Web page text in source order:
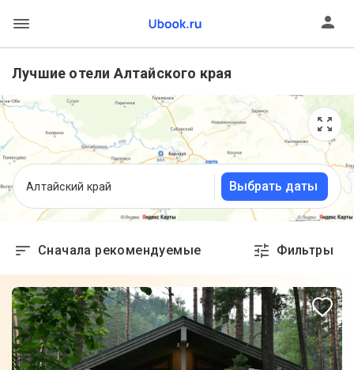
Лучшие отели Алтайского края
Алтайский край Выбрать даты
Сначала рекомендуемые Фильтры